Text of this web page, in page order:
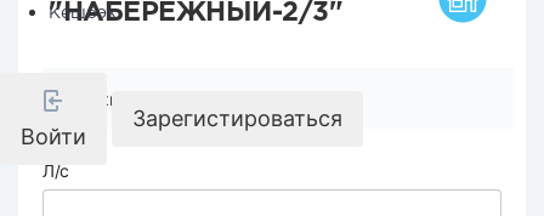
Кешбэк
Войти
Зарегистироваться
"НАБЕРЕЖНЫЙ-2/3"
Реквизиты компании
Л/с